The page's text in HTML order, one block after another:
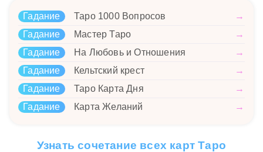
Гадание Таро 1000 Вопросов
→
Гадание
Мастер Таро
→
Гадание
На Любовь и Отношения
→
Гадание
Кельтский крест
→
Гадание
Таро Карта Дня
→
Гадание
Карта Желаний →
Узнать сочетание всех карт Таро